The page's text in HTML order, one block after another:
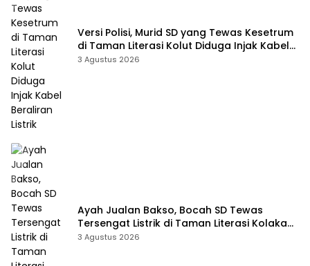
Versi Polisi, Murid SD yang Tewas Kesetrum
di Taman Literasi Kolut Diduga Injak Kabel
Beraliran Listrik
3 Agustus 2026
Ayah Jualan Bakso, Bocah SD Tewas
Tersengat Listrik di Taman Literasi Kolaka
Utara
3 Agustus 2026